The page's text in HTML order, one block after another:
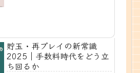
貯玉・再プレイの新常識
2025｜手数料時代をどう立
ち回るか